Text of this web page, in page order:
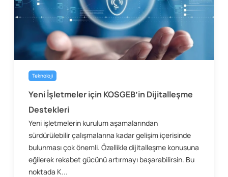
Teknoloji
Yeni İşletmeler için KOSGEB’in Dijitalleşme
Destekleri
Yeni işletmelerin kurulum aşamalarından
sürdürülebilir çalışmalarına kadar gelişim içerisinde
bulunması çok önemli. Özellikle dijitalleşme konusuna
eğilerek rekabet gücünü artırmayı başarabilirsin. Bu
noktada K...